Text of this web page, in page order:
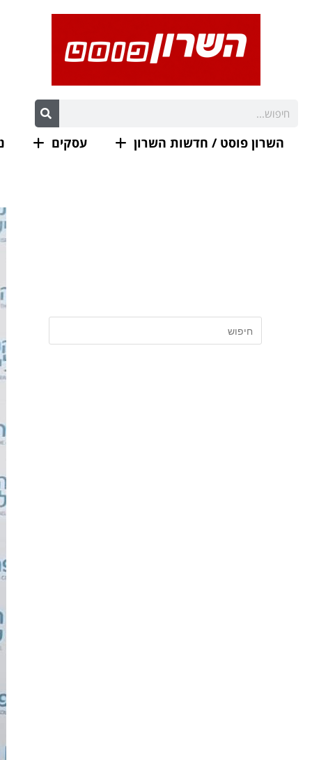
השרון פוסט / חדשות השרון עסקים